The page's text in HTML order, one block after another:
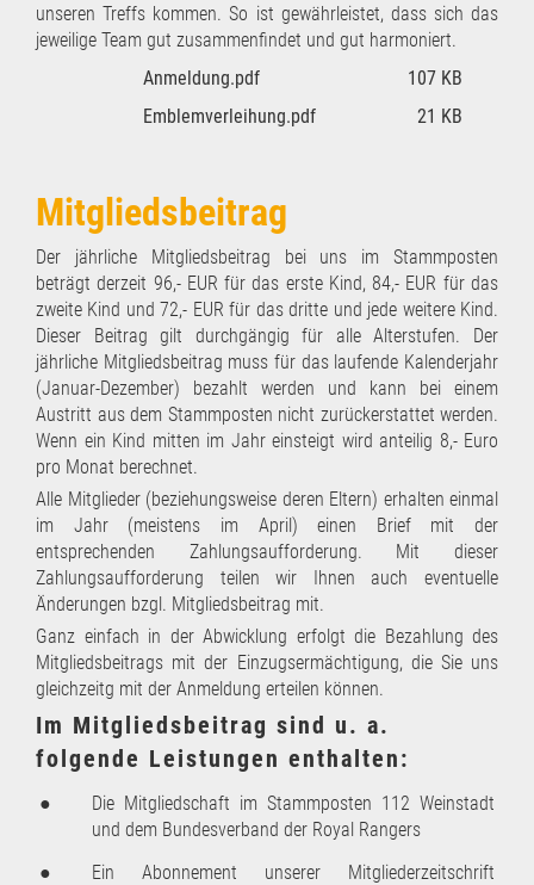
unseren Treffs kommen. So ist gewährleistet, dass sich das
jeweilige Team gut zusammenfindet und gut harmoniert.
Anmeldung.pdf
107 KB
Emblemverleihung.pdf
21 KB
Mitgliedsbeitrag
Der jährliche Mitgliedsbeitrag bei uns im Stammposten
beträgt derzeit 96,- EUR für das erste Kind, 84,- EUR für das
zweite Kind und 72,- EUR für das dritte und jede weitere Kind.
Dieser Beitrag gilt durchgängig für alle Alterstufen. Der
jährliche Mitgliedsbeitrag muss für das laufende Kalenderjahr
(Januar-Dezember) bezahlt werden und kann bei einem
Austritt aus dem Stammposten nicht zurückerstattet werden.
Wenn ein Kind mitten im Jahr einsteigt wird anteilig 8,- Euro
pro Monat berechnet.
Alle Mitglieder (beziehungsweise deren Eltern) erhalten einmal
im Jahr (meistens im April) einen Brief mit der
entsprechenden Zahlungsaufforderung. Mit dieser
Zahlungsaufforderung teilen wir Ihnen auch eventuelle
Änderungen bzgl. Mitgliedsbeitrag mit.
Ganz einfach in der Abwicklung erfolgt die Bezahlung des
Mitgliedsbeitrags mit der Einzugsermächtigung, die Sie uns
gleichzeitg mit der Anmeldung erteilen können.
Im Mitgliedsbeitrag sind u. a.
folgende Leistungen enthalten:
●
Die Mitgliedschaft im Stammposten 112 Weinstadt
und dem Bundesverband der Royal Rangers
●
Ein Abonnement unserer Mitgliederzeitschrift